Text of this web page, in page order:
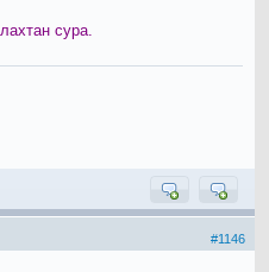
сура.
#1146